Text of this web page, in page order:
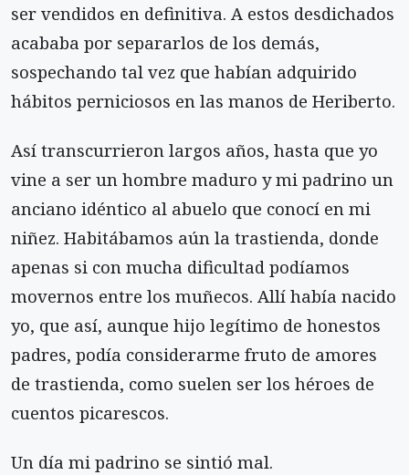
ser vendidos en definitiva. A estos desdichados
acababa por separarlos de los demás,
sospechando tal vez que habían adquirido
hábitos perniciosos en las manos de Heriberto.
Así transcurrieron largos años, hasta que yo
vine a ser un hombre maduro y mi padrino un
anciano idéntico al abuelo que conocí en mi
niñez. Habitábamos aún la trastienda, donde
apenas si con mucha dificultad podíamos
movernos entre los muñecos. Allí había nacido
yo, que así, aunque hijo legítimo de honestos
padres, podía considerarme fruto de amores
de trastienda, como suelen ser los héroes de
cuentos picarescos.
Un día mi padrino se sintió mal.